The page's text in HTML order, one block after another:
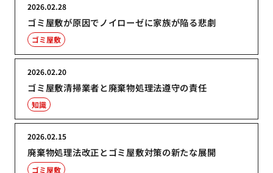
ゴミ屋敷が原因でノイローゼに家族が陥る悲劇
2026.02.28
ゴミ屋敷
ゴミ屋敷清掃業者と廃棄物処理法遵守の責任
2026.02.20
知識
廃棄物処理法改正とゴミ屋敷対策の新たな展開
2026.02.15
ゴミ屋敷